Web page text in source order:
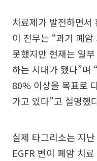
치료제가 발전하면서
이 전무는 “과거 폐
못했지만 현재는 일
하는 시대가 됐다”며
80% 이상을 목표로
가고 있다”고 설명했
실제 타그리소는 지
EGFR 변이 폐암 치